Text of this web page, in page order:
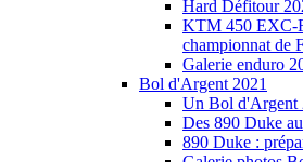
Hard Défitour
KTM 450 EXC-
championnat de
Galerie enduro
Bol d'Argent 2021
Un Bol d'Argent
Des 890 Duke
890 Duke :